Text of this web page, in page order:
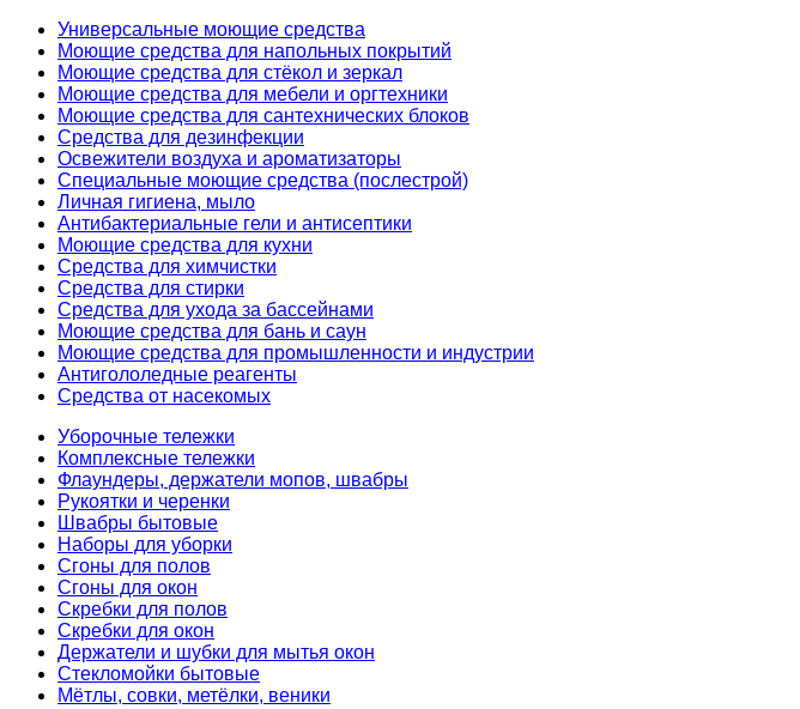
Универсальные моющие средства
Моющие средства для напольных покрытий
Моющие средства для стёкол и зеркал
Моющие средства для мебели и оргтехники
Моющие средства для сантехнических блоков
Средства для дезинфекции
Освежители воздуха и ароматизаторы
Специальные моющие средства (послестрой)
Личная гигиена, мыло
Антибактериальные гели и антисептики
Моющие средства для кухни
Средства для химчистки
Средства для стирки
Средства для ухода за бассейнами
Моющие средства для бань и саун
Моющие средства для промышленности и индустрии
Антигололедные реагенты
Средства от насекомых
Уборочные тележки
Комплексные тележки
Флаундеры, держатели мопов, швабры
Рукоятки и черенки
Швабры бытовые
Наборы для уборки
Сгоны для полов
Сгоны для окон
Скребки для полов
Скребки для окон
Держатели и шубки для мытья окон
Стекломойки бытовые
Мётлы, совки, метёлки, веники